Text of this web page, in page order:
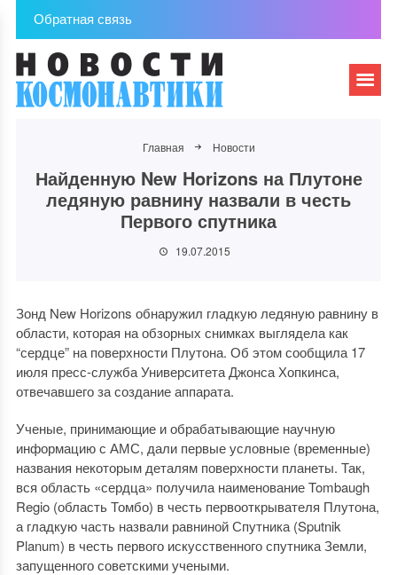
Обратная связь
Главная Новости
Найденную New Horizons на Плутоне
ледяную равнину назвали в честь
Первого спутника
19.07.2015
Зонд New Horizons обнаружил гладкую ледяную равнину в
области, которая на обзорных снимках выглядела как
“сердце” на поверхности Плутона. Об этом сообщила 17
июля пресс-служба Университета Джонса Хопкинса,
отвечавшего за создание аппарата.
Ученые, принимающие и обрабатывающие научную
информацию с АМС, дали первые условные (временные)
названия некоторым деталям поверхности планеты. Так,
вся область «сердца» получила наименование Tombaugh
Regio (область Томбо) в честь первооткрывателя Плутона,
а гладкую часть назвали равниной Спутника (Sputnik
Planum) в честь первого искусственного спутника Земли,
запущенного советскими учеными.